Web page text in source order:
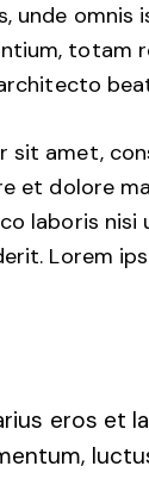
unde
totam
sit amet,
et dolore
laboris nisi
Lorem
eros et